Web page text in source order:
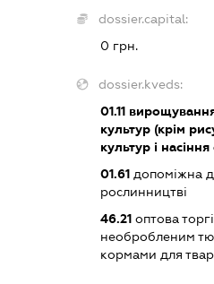
dossier.capital:
0 грн.
dossier.kveds:
01.11
культур (крім
культур і
01.61допоміжна
рослинництві
46.21оптова
необробленим
кормами для